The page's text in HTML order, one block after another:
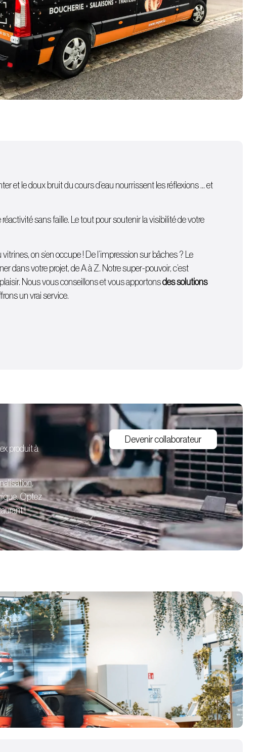
et le doux bruit du cours d’eau nourrissent les réflexions … et
sans faille. Le tout pour soutenir la visibilité de votre
vitrines, on s’en occupe ! De l’impression sur bâches ? Le
dans votre projet, de A à Z. Notre super-pouvoir, c’est
Nous vous conseillons et vous apportonsdes solutions
un vrai service.
produit à
,
Optez
!
Devenir collaborateur